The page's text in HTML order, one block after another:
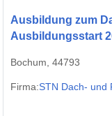
Ausbildung zum
Ausbildungsstart
Bochum, 44793
Firma:STN Dach- und